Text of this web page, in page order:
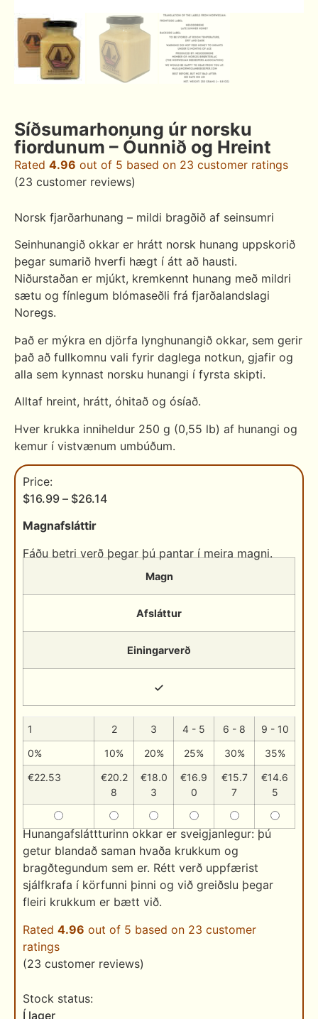
Síðsumarhonung úr norsku
fiordunum – Óunnið og Hreint
Rated 4.96 out of 5 based on 23 customer ratings
(23 customer reviews)
Norsk fjarðarhunang – mildi bragðið af seinsumri
Seinhunangið okkar er hrátt norsk hunang uppskorið
þegar sumarið hverfi hægt í átt að hausti.
Niðurstaðan er mjúkt, kremkennt hunang með mildri
sætu og fínlegum blómaseðli frá fjarðalandslagi
Noregs.
Það er mýkra en djörfa lynghunangið okkar, sem gerir
það að fullkomnu vali fyrir daglega notkun, gjafir og
alla sem kynnast norsku hunangi í fyrsta skipti.
Alltaf hreint, hrátt, óhitað og ósíað.
Hver krukka inniheldur 250 g (0,55 lb) af hunangi og
kemur í vistvænum umbúðum.
$16.99 – $26.14
Magnafsláttir
Fáðu betri verð þegar þú pantar í meira magni.
Magn
Afsláttur
Einingarverð
1 2 3 4 - 5 6 - 8
9 - 10
0%
10% 20% 25% 30%
35%
€22.53 €20.2
8
€18.0
3
€16.9
0
€15.7
7
€14.6
5
Hunangafsláttturinn okkar er sveigjanlegur: þú
getur blandað saman hvaða krukkum og
bragðtegundum sem er. Rétt verð uppfærist
sjálfkrafa í körfunni þinni og við greiðslu þegar
fleiri krukkum er bætt við.
Rated 4.96 out of 5 based on 23 customer
ratings
(23 customer reviews)
Í lager